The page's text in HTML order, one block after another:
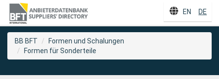
EN DE
BB BFT
Formen und Schalungen
Formen für Sonderteile